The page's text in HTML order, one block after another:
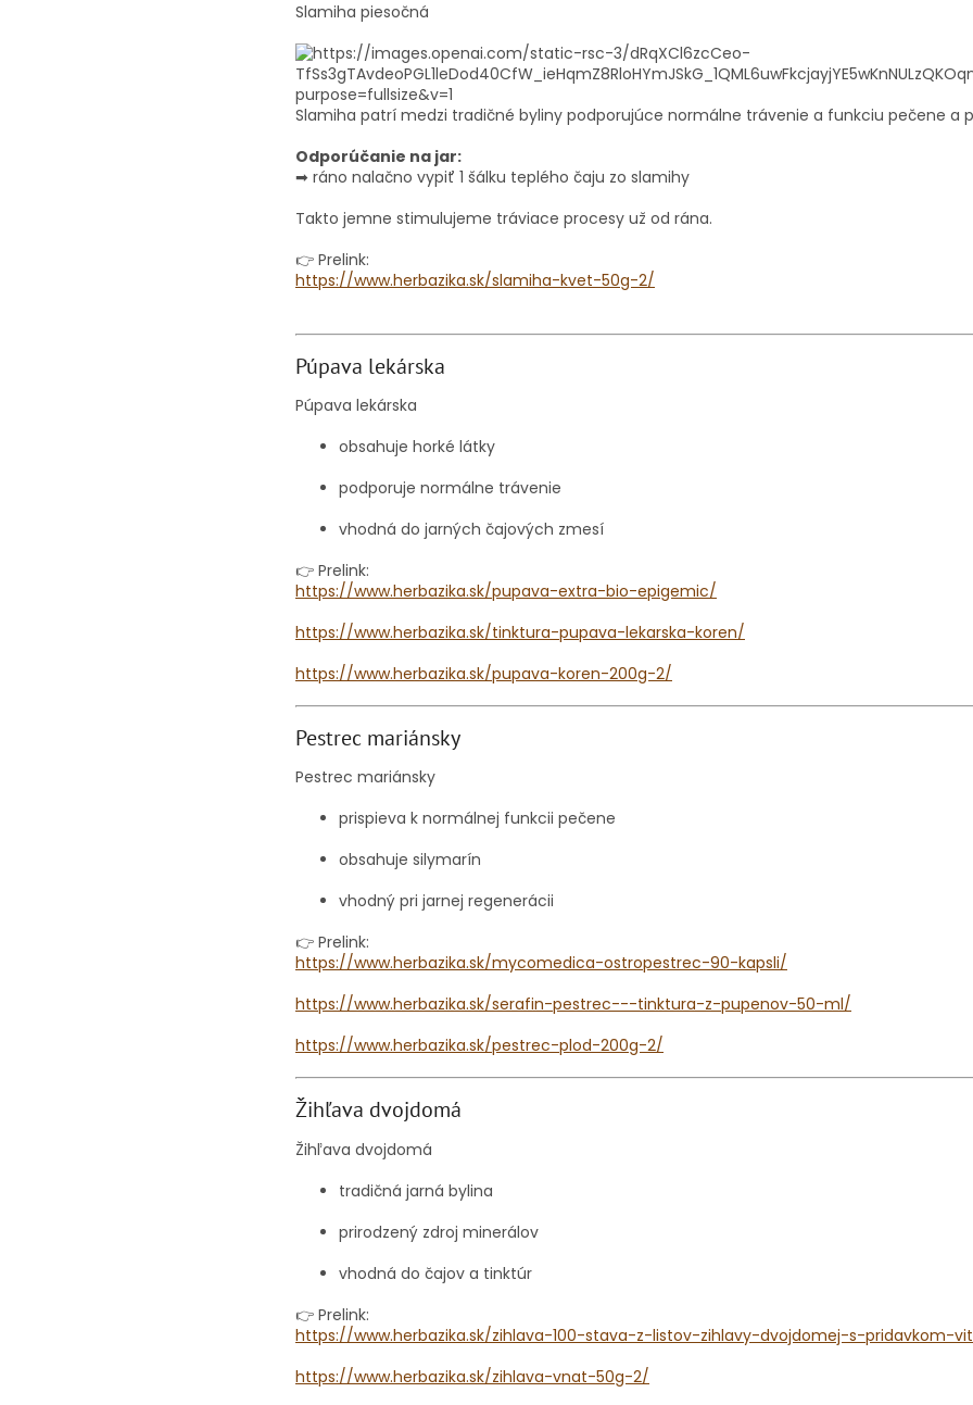
Slamiha piesočná
Slamiha patrí medzi tradičné byliny podporujúce normálne trávenie a funkciu pečene a
Odporúčanie na jar:
➡ ráno nalačno vypiť 1 šálku teplého čaju zo slamihy
Takto jemne stimulujeme tráviace procesy už od rána.
👉 Prelink:
https://www.herbazika.sk/slamiha-kvet-50g-2/
Púpava lekárska
Púpava lekárska
obsahuje horké látky
podporuje normálne trávenie
vhodná do jarných čajových zmesí
👉 Prelink:
https://www.herbazika.sk/pupava-extra-bio-epigemic/
https://www.herbazika.sk/tinktura-pupava-lekarska-koren/
https://www.herbazika.sk/pupava-koren-200g-2/
Pestrec mariánsky
Pestrec mariánsky
prispieva k normálnej funkcii pečene
obsahuje silymarín
vhodný pri jarnej regenerácii
👉 Prelink:
https://www.herbazika.sk/mycomedica-ostropestrec-90-kapsli/
https://www.herbazika.sk/serafin-pestrec---tinktura-z-pupenov-50-ml/
https://www.herbazika.sk/pestrec-plod-200g-2/
Žihľava dvojdomá
Žihľava dvojdomá
tradičná jarná bylina
prirodzený zdroj minerálov
vhodná do čajov a tinktúr
👉 Prelink:
https://www.herbazika.sk/zihlava-100-stava-z-listov-zihlavy-dvojdomej-s-pridavkom-
https://www.herbazika.sk/zihlava-vnat-50g-2/